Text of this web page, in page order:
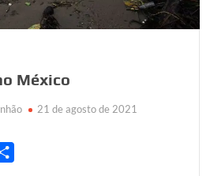
México
21 de agosto de 2021